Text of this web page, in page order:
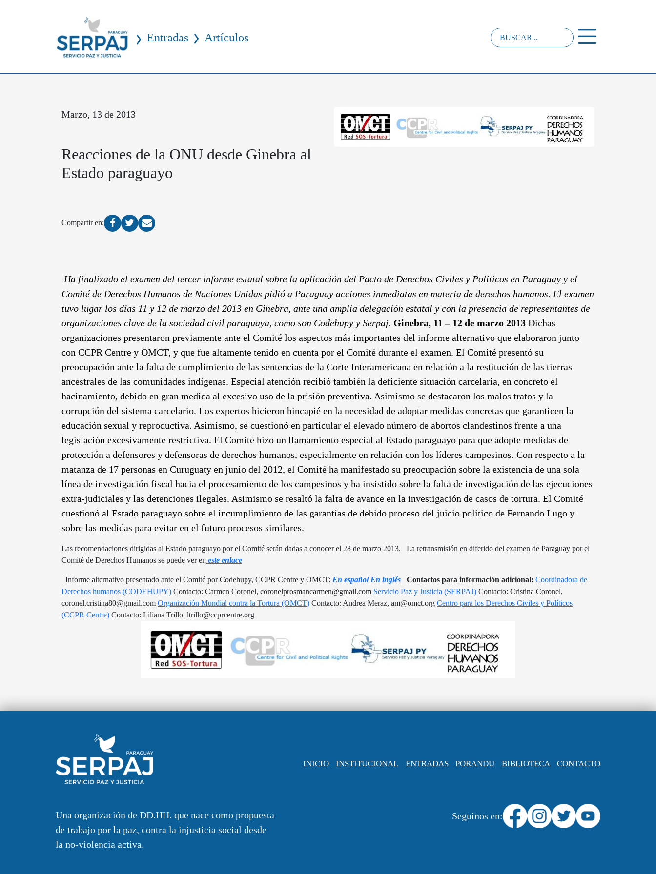
Entradas Artículos
Marzo, 13 de 2013
Reacciones de la ONU desde Ginebra al
Estado paraguayo
Compartir en:
Ha finalizado el examen del tercer informe estatal sobre la aplicación del Pacto de Derechos Civiles y Políticos en Paraguay y el
Comité de Derechos Humanos de Naciones Unidas pidió a Paraguay acciones inmediatas en materia de derechos humanos. El examen
tuvo lugar los días 11 y 12 de marzo del 2013 en Ginebra, ante una amplia delegación estatal y con la presencia de representantes de
organizaciones clave de la sociedad civil paraguaya, como son Codehupy y Serpaj. Ginebra, 11 – 12 de marzo 2013 Dichas
organizaciones presentaron previamente ante el Comité los aspectos más importantes del informe alternativo que elaboraron junto
con CCPR Centre y OMCT, y que fue altamente tenido en cuenta por el Comité durante el examen. El Comité presentó su
preocupación ante la falta de cumplimiento de las sentencias de la Corte Interamericana en relación a la restitución de las tierras
ancestrales de las comunidades indígenas. Especial atención recibió también la deficiente situación carcelaria, en concreto el
hacinamiento, debido en gran medida al excesivo uso de la prisión preventiva. Asimismo se destacaron los malos tratos y la
corrupción del sistema carcelario. Los expertos hicieron hincapié en la necesidad de adoptar medidas concretas que garanticen la
educación sexual y reproductiva. Asimismo, se cuestionó en particular el elevado número de abortos clandestinos frente a una
legislación excesivamente restrictiva. El Comité hizo un llamamiento especial al Estado paraguayo para que adopte medidas de
protección a defensores y defensoras de derechos humanos, especialmente en relación con los líderes campesinos. Con respecto a la
matanza de 17 personas en Curuguaty en junio del 2012, el Comité ha manifestado su preocupación sobre la existencia de una sola
línea de investigación fiscal hacia el procesamiento de los campesinos y ha insistido sobre la falta de investigación de las ejecuciones
extra-judiciales y las detenciones ilegales. Asimismo se resaltó la falta de avance en la investigación de casos de tortura. El Comité
cuestionó al Estado paraguayo sobre el incumplimiento de las garantías de debido proceso del juicio político de Fernando Lugo y
sobre las medidas para evitar en el futuro procesos similares.
Las recomendaciones dirigidas al Estado paraguayo por el Comité serán dadas a conocer el 28 de marzo 2013. La retransmisión en diferido del examen de Paraguay por el
Comité de Derechos Humanos se puede ver en este enlace
Informe alternativo presentado ante el Comité por Codehupy, CCPR Centre y OMCT: En español En inglés Contactos para información adicional: Coordinadora de
Derechos humanos (CODEHUPY) Contacto: Carmen Coronel, coronelprosmancarmen@gmail.com Servicio Paz y Justicia (SERPAJ) Contacto: Cristina Coronel,
coronel.cristina80@gmail.com Organización Mundial contra la Tortura (OMCT) Contacto: Andrea Meraz, am@omct.org Centro para los Derechos Civiles y Políticos
(CCPR Centre) Contacto: Liliana Trillo, ltrillo@ccprcentre.org
Una organización de DD.HH. que nace como propuesta
de trabajo por la paz, contra la injusticia social desde
la no-violencia activa.
INICIO INSTITUCIONAL ENTRADAS PORANDU BIBLIOTECA CONTACTO
Seguinos en: